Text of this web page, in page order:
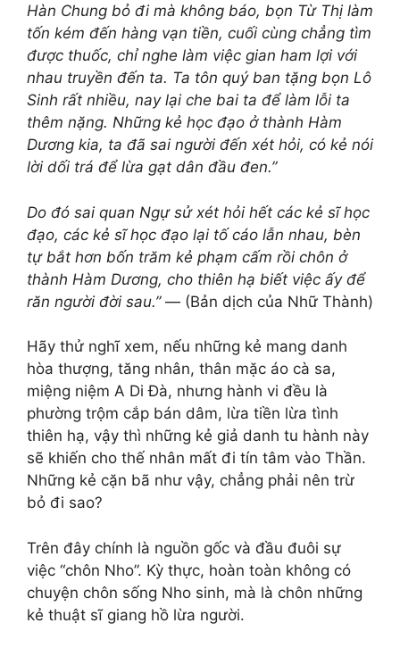
Hàn Chung bỏ đi mà không báo, bọn Từ Thị làm
tốn kém đến hàng vạn tiền, cuối cùng chẳng tìm
được thuốc, chỉ nghe làm việc gian ham lợi với
nhau truyền đến ta. Ta tôn quý ban tặng bọn Lô
Sinh rất nhiều, nay lại che bai ta để làm lỗi ta
thêm nặng. Những kẻ học đạo ở thành Hàm
Dương kia, ta đã sai người đến xét hỏi, có kẻ nói
lời dối trá để lừa gạt dân đầu đen.”
Do đó sai quan Ngự sử xét hỏi hết các kẻ sĩ học
đạo, các kẻ sĩ học đạo lại tố cáo lẫn nhau, bèn
tự bắt hơn bốn trăm kẻ phạm cấm rồi chôn ở
thành Hàm Dương, cho thiên hạ biết việc ấy để
răn người đời sau.” — (Bản dịch của Nhữ Thành)
Hãy thử nghĩ xem, nếu những kẻ mang danh
hòa thượng, tăng nhân, thân mặc áo cà sa,
miệng niệm A Di Đà, nhưng hành vi đều là
phường trộm cắp bán dâm, lừa tiền lừa tình
thiên hạ, vậy thì những kẻ giả danh tu hành này
sẽ khiến cho thế nhân mất đi tín tâm vào Thần.
Những kẻ cặn bã như vậy, chẳng phải nên trừ
bỏ đi sao?
Trên đây chính là nguồn gốc và đầu đuôi sự
việc “chôn Nho”. Kỳ thực, hoàn toàn không có
chuyện chôn sống Nho sinh, mà là chôn những
kẻ thuật sĩ giang hồ lừa người.